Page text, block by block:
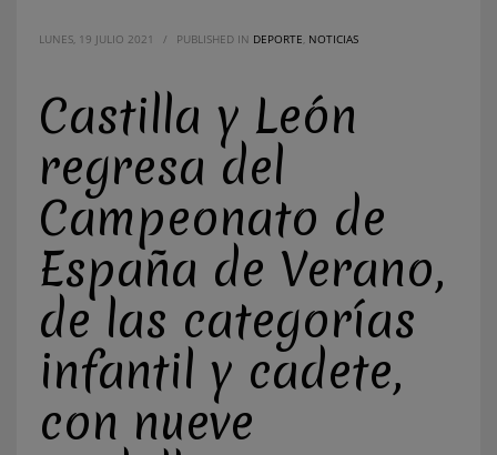
LUNES, 19 JULIO 2021 / PUBLISHED IN DEPORTE NOTICIAS
Castilla y León
regresa del
Campeonato de
España de Verano,
de las categorías
infantil y cadete,
con nueve